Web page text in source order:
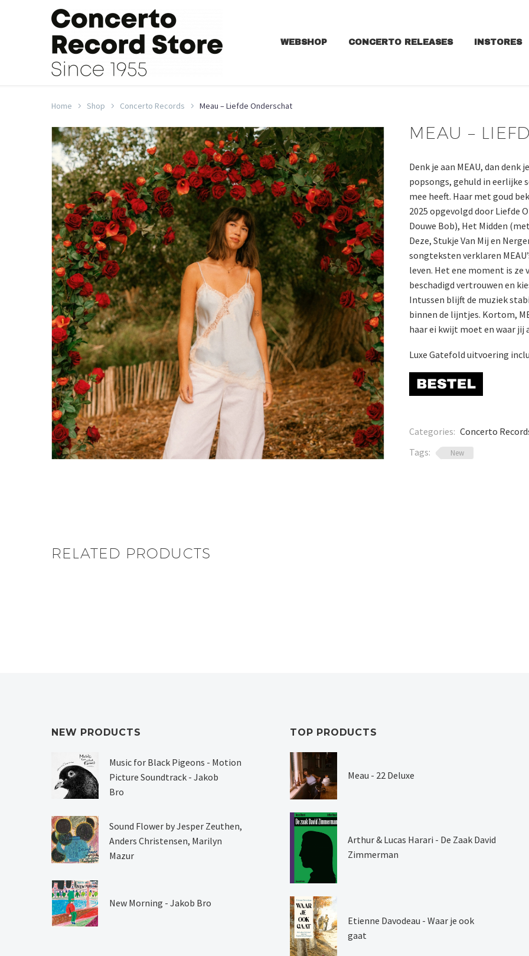
WEBSHOP CONCERTO RELEASES INSTORES
Home Shop Concerto Records Meau – Liefde Onderschat
MEAU –
Denk je aan MEAU, dan
popsongs, gehuld in eerlijke
mee heeft. Haar met goud
2025 opgevolgd door Liefde
Douwe Bob), Het Midden
Deze, Stukje Van Mij en
songteksten verklaren
leven. Het ene moment is ze
beschadigd vertrouwen en
Intussen blijft de muziek
binnen de lijntjes. Kortom,
haar ei kwijt moet en waar
Luxe Gatefold uitvoering
Categories: Concerto
Tags:
New
RELATED PRODUCTS
NEW PRODUCTS
Music for Black Pigeons - Motion
Picture Soundtrack - Jakob
Bro
Sound Flower by Jesper Zeuthen,
Anders Christensen, Marilyn
Mazur
New Morning - Jakob Bro
TOP PRODUCTS
Meau - 22 Deluxe
Arthur & Lucas Harari - De Zaak David
Zimmerman
Etienne Davodeau - Waar je ook
gaat